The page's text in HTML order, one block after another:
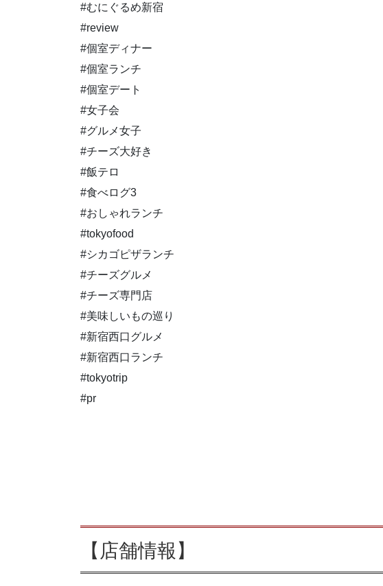
#むにぐるめ新宿
#review
#個室ディナー
#個室ランチ
#個室デート
#女子会
#グルメ女子
#チーズ大好き
#飯テロ
#食べログ3
#おしゃれランチ
#tokyofood
#シカゴピザランチ
#チーズグルメ
#チーズ専門店
#美味しいもの巡り
#新宿西口グルメ
#新宿西口ランチ
#tokyotrip
#pr
【店舗情報】